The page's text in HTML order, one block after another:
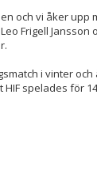
och vi åker upp
Frigell Jansson
i vinter
spelades för